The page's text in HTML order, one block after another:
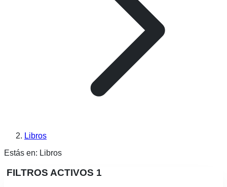
Libros
Estás en: Libros
FILTROS ACTIVOS 1